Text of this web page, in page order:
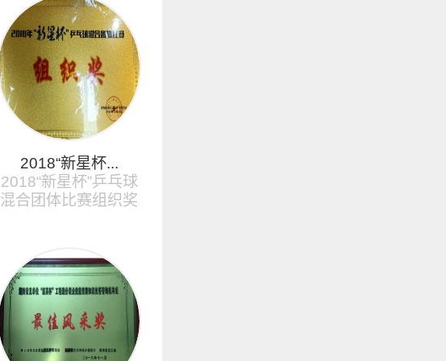
2018“新星杯...
2018“新星杯”乒乓球
混合团体比赛组织奖